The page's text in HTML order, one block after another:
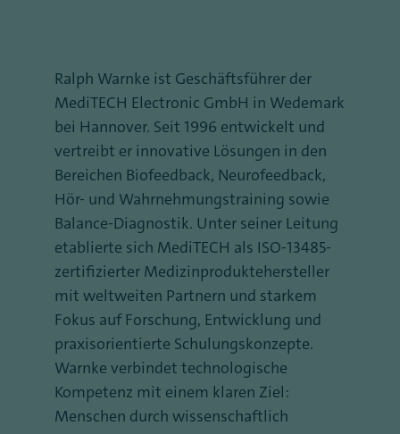
Ralph Warnke ist Geschäftsführer der
MediTECH Electronic GmbH in Wedemark
bei Hannover. Seit 1996 entwickelt und
vertreibt er innovative Lösungen in den
Bereichen Biofeedback, Neurofeedback,
Hör- und Wahrnehmungstraining sowie
Balance-Diagnostik. Unter seiner Leitung
etablierte sich MediTECH als ISO-13485-
zertifizierter Medizinproduktehersteller
mit weltweiten Partnern und starkem
Fokus auf Forschung, Entwicklung und
praxisorientierte Schulungskonzepte.
Warnke verbindet technologische
Kompetenz mit einem klaren Ziel:
Menschen durch wissenschaftlich